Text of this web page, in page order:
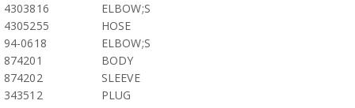
4303816
ELBOW;S
4305255
HOSE
94-0618
ELBOW;S
874201
BODY
874202
SLEEVE
343512
PLUG